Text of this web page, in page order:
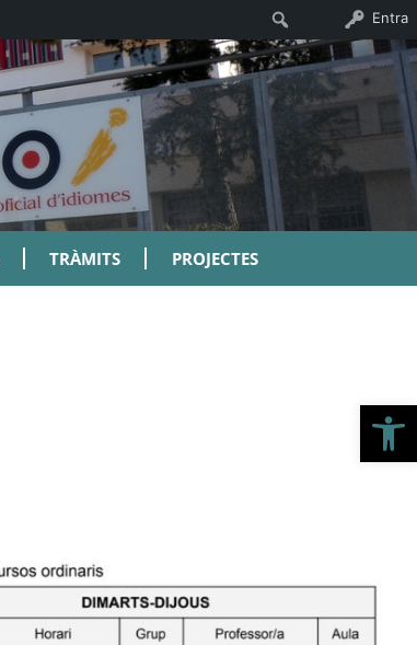
TRÀMITS PROJECTES
Entra